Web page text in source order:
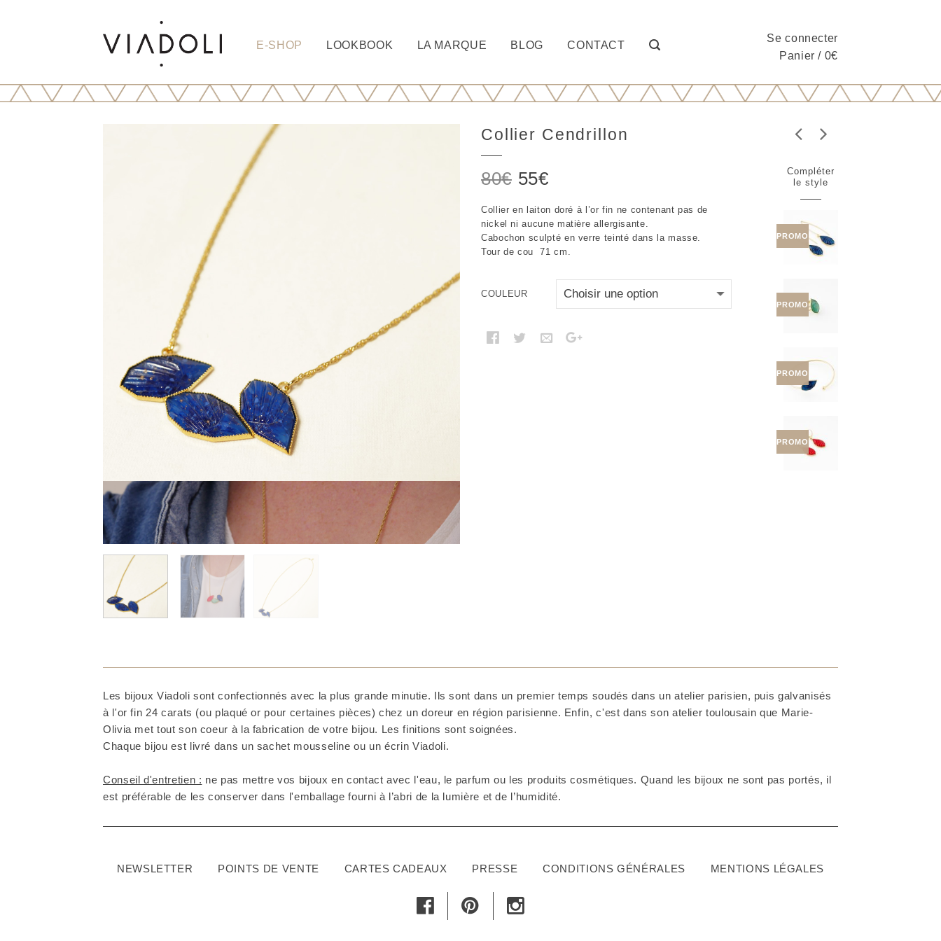
E-SHOP LOOKBOOK LA MARQUE BLOG CONTACT
Se connecter
Panier / 0€
Collier Cendrillon
80€ Le
initial
était :
80€.
55€Le
actuel
est :
55€.
Collier en laiton doré à l’or fin ne contenant pas de
nickel ni aucune matière allergisante.
Cabochon sculpté en verre teinté dans la masse.
Tour de cou 71 cm.
COULEUR
Compléter
le style
PROMO
PROMO
PROMO
PROMO
Les bijoux Viadoli sont confectionnés avec la plus grande minutie. Ils sont dans un premier temps soudés dans un atelier parisien, puis galvanisés
à l'or fin 24 carats (ou plaqué or pour certaines pièces) chez un doreur en région parisienne. Enfin, c'est dans son atelier toulousain que Marie-
Olivia met tout son coeur à la fabrication de votre bijou. Les finitions sont soignées.
Chaque bijou est livré dans un sachet mousseline ou un écrin Viadoli.
Conseil d'entretien : ne pas mettre vos bijoux en contact avec l'eau, le parfum ou les produits cosmétiques. Quand les bijoux ne sont pas portés, il
est préférable de les conserver dans l'emballage fourni à l’abri de la lumière et de l’humidité.
NEWSLETTER POINTS DE VENTE CARTES CADEAUX PRESSE CONDITIONS GÉNÉRALES MENTIONS LÉGALES